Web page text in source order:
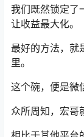
我们既然锁定了
让收益最大化。
最好的方法，就
里。
这个碗，便是微
众所周知，宏哥